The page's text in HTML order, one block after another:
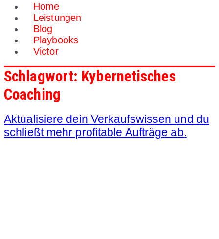
Home
Leistungen
Blog
Playbooks
Victor
Schlagwort: Kybernetisches
Coaching
Aktualisiere dein Verkaufswissen und du
schließt mehr profitable Aufträge ab.